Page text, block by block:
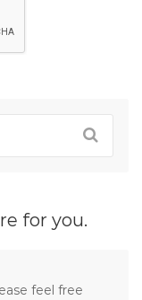
for you.
feel free